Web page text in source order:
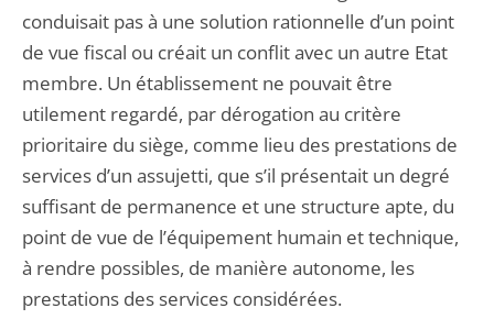
conduisait pas à une solution rationnelle d’un point
de vue fiscal ou créait un conflit avec un autre Etat
membre. Un établissement ne pouvait être
utilement regardé, par dérogation au critère
prioritaire du siège, comme lieu des prestations de
services d’un assujetti, que s’il présentait un degré
suffisant de permanence et une structure apte, du
point de vue de l’équipement humain et technique,
à rendre possibles, de manière autonome, les
prestations des services considérées.